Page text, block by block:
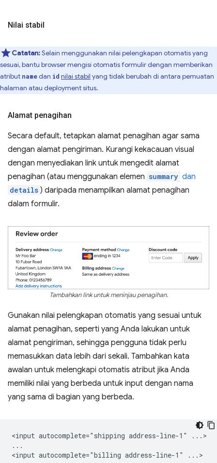
Nilai stabil
Catatan:Selain menggunakan nilai pelengkapan otomatis yang
sesuai, bantu browser mengisi otomatis formulir dengan memberikan
atribut namedan id nilai stabil yang tidak berubah di antara pemuatan
halaman atau deployment situs.
Alamat penagihan
Secara default, tetapkan alamat penagihan agar sama
dengan alamat pengiriman. Kurangi kekacauan visual
dengan menyediakan link untuk mengedit alamat
penagihan (atau menggunakan elemen summary dan
details ) daripada menampilkan alamat penagihan
dalam formulir.
Tambahkan link untuk meninjau penagihan.
Gunakan nilai pelengkapan otomatis yang sesuai untuk
alamat penagihan, seperti yang Anda lakukan untuk
alamat pengiriman, sehingga pengguna tidak perlu
memasukkan data lebih dari sekali. Tambahkan kata
awalan untuk melengkapi otomatis atribut jika Anda
memiliki nilai yang berbeda untuk input dengan nama
yang sama di bagian yang berbeda.
<input autocomplete="shipping address-line-1" ...>
...